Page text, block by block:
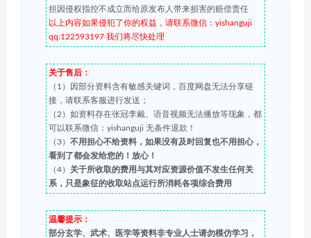
担因侵权指控不成立而给原发布人带来损害的赔偿责任
以上内容如果侵犯了你的权益，请联系微信：yishanguji
qq:122593197 我们将尽快处理
关于售后：
（1）因部分资料含有敏感关键词，百度网盘无法分享链
接，请联系客服进行发送；
（2）如资料存在张冠李戴、语音视频无法播放等现象，都
可以联系微信：yishanguji 无条件退款！
（3） 不用担心不给资料，如果没有及时回复也不用担心，
看到了都会发给您的！放心！
（4） 关于所收取的费用与其对应资源价值不发生任何关
系，只是象征的收取站点运行所消耗各项综合费用
温馨提示：
部分玄学、武术、医学等资料非专业人士请勿模仿学习，